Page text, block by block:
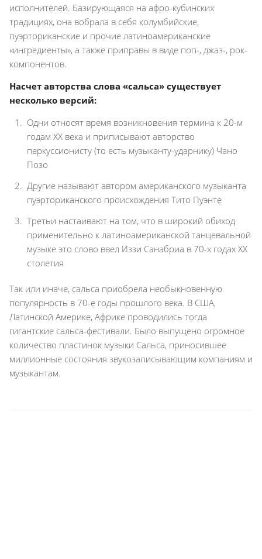
исполнителей. Базирующаяся на афро-кубинских
традициях, она вобрала в себя колумбийские,
пуэрториканские и прочие латиноамериканские
«ингредиенты», а также приправы в виде поп-, джаз-, рок-
компонентов.
Насчет авторства слова «сальса» существует
несколько версий:
Одни относят время возникновения термина к 20-м
годам ХХ века и приписывают авторство
перкуссионисту (то есть музыканту-ударнику) Чано
Позо
Другие называют автором американского музыканта
пуэрториканского происхождения Тито Пуэнте
Третьи настаивают на том, что в широкий обиход
применительно к латиноамериканской танцевальной
музыке это слово ввел Иззи Санабриа в 70-х годах ХХ
столетия
Так или иначе, сальса приобрела необыкновенную
популярность в 70-е годы прошлого века. В США,
Латинской Америке, Африке проводились тогда
гигантские сальса-фестивали. Было выпущено огромное
количество пластинок музыки Сальса, приносившее
миллионные состояния звукозаписывающим компаниям и
музыкантам.